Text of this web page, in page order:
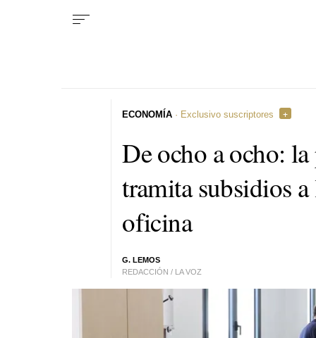
De ocho a ocho:
tramita subsidios
oficina
G. LEMOS
REDACCIÓN / LA VOZ
ECONOMÍA · Exclusivo suscriptores